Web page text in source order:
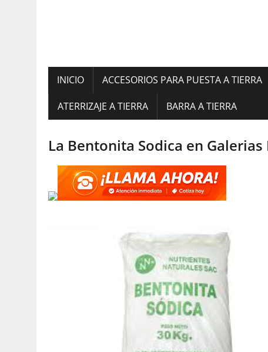
INICIO ACCESORIOS PARA PUESTA A TIERRA
ATERRIZAJE A TIERRA BARRA A TIERRA
La Bentonita Sodica en Galerias